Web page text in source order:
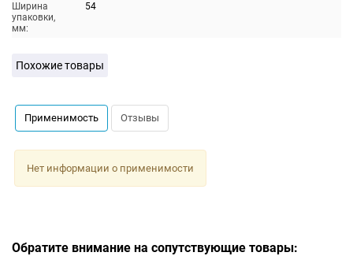
Ширина
упаковки,
мм:
54
Похожие товары
Применимость Отзывы
Нет информации о применимости
Обратите внимание на сопутствующие товары: